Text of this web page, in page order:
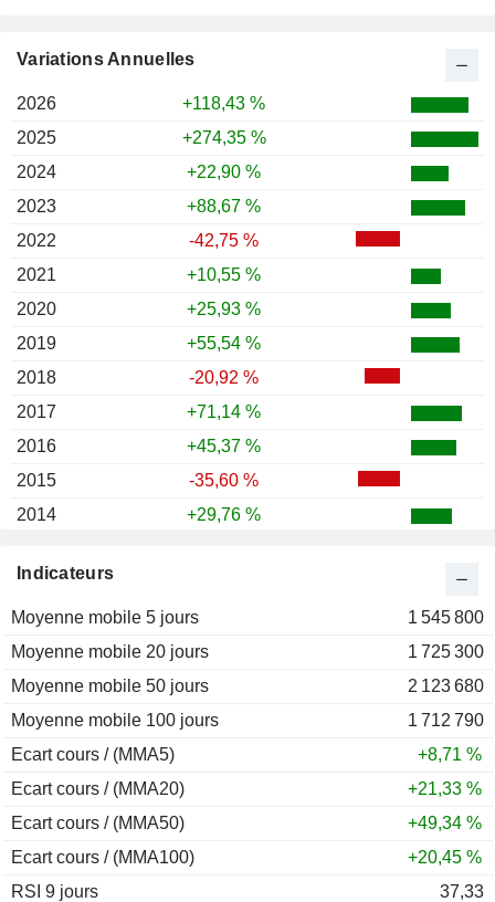
Indicateurs
Moyenne mobile 5 jours
1 545 800
Moyenne mobile 20 jours
1 725 300
Moyenne mobile 50 jours
2 123 680
Moyenne mobile 100 jours
1 712 790
Ecart cours / (MMA5)
+8,71 %
Ecart cours / (MMA20)
+21,33 %
Ecart cours / (MMA50)
+49,34 %
Ecart cours / (MMA100)
+20,45 %
RSI 9 jours
37,33
Variations Annuelles
2026
+118,43 %
2025
+274,35 %
2024
+22,90 %
2023
+88,67 %
2022
-42,75 %
2021
+10,55 %
2020
+25,93 %
2019
+55,54 %
2018
-20,92 %
2017
+71,14 %
2016
+45,37 %
2015
-35,60 %
2014
+29,76 %
2012
2011
-8,54 %
2010
+3,67 %
2009
+245,52 %
2008
-74,18 %
2007
2006
2005
+203,00 %
2004
+108,04 %
2003